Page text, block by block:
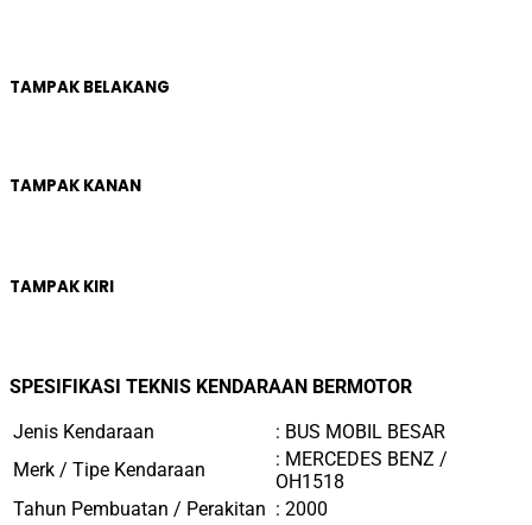
TAMPAK BELAKANG
TAMPAK KANAN
TAMPAK KIRI
SPESIFIKASI TEKNIS KENDARAAN BERMOTOR
Jenis Kendaraan
: BUS MOBIL BESAR
Merk / Tipe Kendaraan
: MERCEDES BENZ /
OH1518
Tahun Pembuatan / Perakitan : 2000